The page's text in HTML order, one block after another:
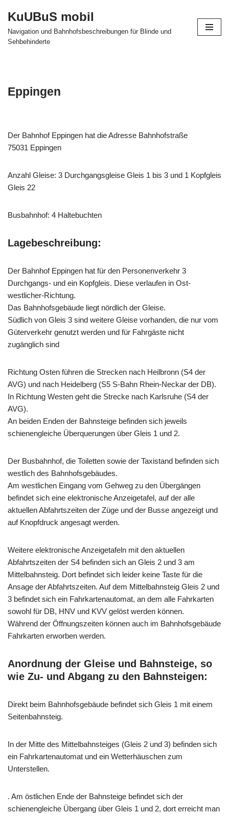
Zum
Inhalt
KuUBuS mobil
Navigation und Bahnhofsbeschreibungen für Blinde und
Sehbehinderte
Eppingen
Der Bahnhof Eppingen hat die Adresse Bahnhofstraße
75031 Eppingen
Anzahl Gleise: 3 Durchgangsgleise Gleis 1 bis 3 und 1 Kopfgleis
Gleis 22
Busbahnhof: 4 Haltebuchten
Lagebeschreibung:
Der Bahnhof Eppingen hat für den Personenverkehr 3
Durchgangs- und ein Kopfgleis. Diese verlaufen in Ost-
westlicher-Richtung.
Das Bahnhofsgebäude liegt nördlich der Gleise.
Südlich von Gleis 3 sind weitere Gleise vorhanden, die nur vom
Güterverkehr genutzt werden und für Fahrgäste nicht
zugänglich sind
Richtung Osten führen die Strecken nach Heilbronn (S4 der
AVG) und nach Heidelberg (S5 S-Bahn Rhein-Neckar der DB).
In Richtung Westen geht die Strecke nach Karlsruhe (S4 der
AVG).
An beiden Enden der Bahnsteige befinden sich jeweils
schienengleiche Überquerungen über Gleis 1 und 2.
Der Busbahnhof, die Toiletten sowie der Taxistand befinden sich
westlich des Bahnhofsgebäudes.
Am westlichen Eingang vom Gehweg zu den Übergängen
befindet sich eine elektronische Anzeigetafel, auf der alle
aktuellen Abfahrtszeiten der Züge und der Busse angezeigt und
auf Knopfdruck angesagt werden.
Weitere elektronische Anzeigetafeln mit den aktuellen
Abfahrtszeiten der S4 befinden sich an Gleis 2 und 3 am
Mittelbahnsteig. Dort befindet sich leider keine Taste für die
Ansage der Abfahrtszeiten. Auf dem Mittelbahnsteig Gleis 2 und
3 befindet sich ein Fahrkartenautomat, an dem alle Fahrkarten
sowohl für DB, HNV und KVV gelöst werden können.
Während der Öffnungszeiten können auch im Bahnhofsgebäude
Fahrkarten erworben werden.
Anordnung der Gleise und Bahnsteige, so
wie Zu- und Abgang zu den Bahnsteigen:
Direkt beim Bahnhofsgebäude befindet sich Gleis 1 mit einem
Seitenbahnsteig.
In der Mitte des Mittelbahnsteiges (Gleis 2 und 3) befinden sich
ein Fahrkartenautomat und ein Wetterhäuschen zum
Unterstellen.
. Am östlichen Ende der Bahnsteige befindet sich der
schienengleiche Übergang über Gleis 1 und 2, dort erreicht man